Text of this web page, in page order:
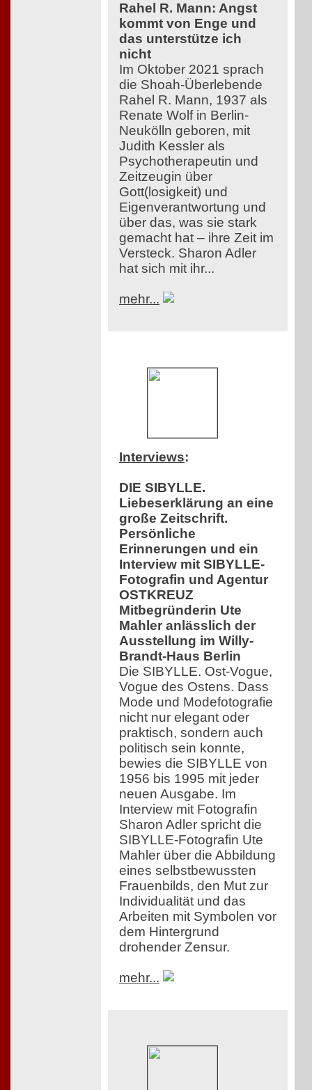
Rahel R. Mann: Angst
kommt von Enge und
das unterstütze ich
nicht
Im Oktober 2021 sprach
die Shoah-Überlebende
Rahel R. Mann, 1937 als
Renate Wolf in Berlin-
Neukölln geboren, mit
Judith Kessler als
Psychotherapeutin und
Zeitzeugin über
Gott(losigkeit) und
Eigenverantwortung und
über das, was sie stark
gemacht hat – ihre Zeit im
Versteck. Sharon Adler
hat sich mit ihr...
mehr...
Interviews:
DIE SIBYLLE.
Liebeserklärung an eine
große Zeitschrift.
Persönliche
Erinnerungen und ein
Interview mit SIBYLLE-
Fotografin und Agentur
OSTKREUZ
Mitbegründerin Ute
Mahler anlässlich der
Ausstellung im Willy-
Brandt-Haus Berlin
Die SIBYLLE. Ost-Vogue,
Vogue des Ostens. Dass
Mode und Modefotografie
nicht nur elegant oder
praktisch, sondern auch
politisch sein konnte,
bewies die SIBYLLE von
1956 bis 1995 mit jeder
neuen Ausgabe. Im
Interview mit Fotografin
Sharon Adler spricht die
SIBYLLE-Fotografin Ute
Mahler über die Abbildung
eines selbstbewussten
Frauenbilds, den Mut zur
Individualität und das
Arbeiten mit Symbolen vor
dem Hintergrund
drohender Zensur.
mehr...